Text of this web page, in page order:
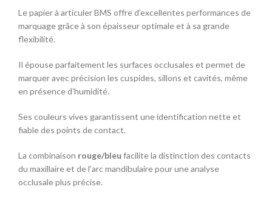
Le papier à articuler BMS offre d’excellentes performances de
marquage grâce à son épaisseur optimale et à sa grande
flexibilité.
Il épouse parfaitement les surfaces occlusales et permet de
marquer avec précision les cuspides, sillons et cavités, même
en présence d’humidité.
Ses couleurs vives garantissent une identification nette et
fiable des points de contact.
La combinaison rouge/bleu facilite la distinction des contacts
du maxillaire et de l’arc mandibulaire pour une analyse
occlusale plus précise.